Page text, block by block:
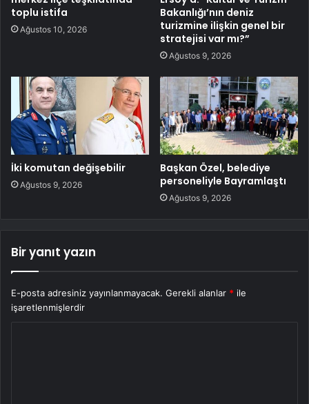
toplu istifa
Ağustos 10, 2026
Bakanlığı’nın deniz
turizmine ilişkin genel bir
stratejisi var mı?”
Ağustos 9, 2026
İki komutan değişebilir
Ağustos 9, 2026
Başkan Özel, belediye
personeliyle Bayramlaştı
Ağustos 9, 2026
Bir yanıt yazın
E-posta adresiniz yayınlanmayacak. Gerekli alanlar * ile
işaretlenmişlerdir